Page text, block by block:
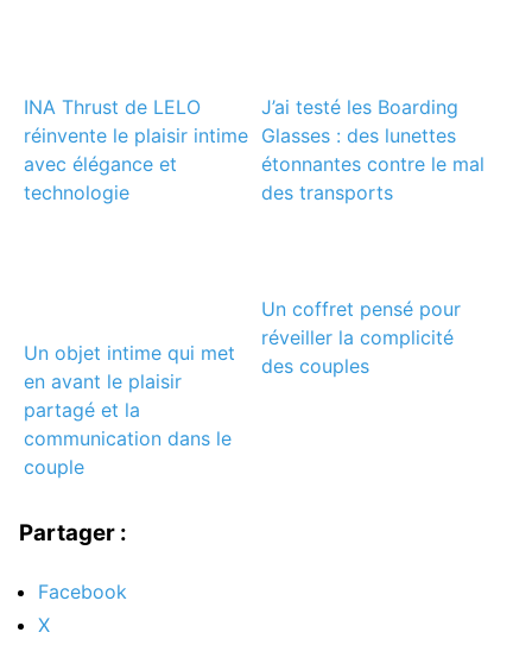
INA Thrust de LELO
réinvente le plaisir intime
avec élégance et
technologie
J’ai testé les Boarding
Glasses : des lunettes
étonnantes contre le mal
des transports
Un objet intime qui met
en avant le plaisir
partagé et la
communication dans le
couple
Un coffret pensé pour
réveiller la complicité
des couples
Partager :
Facebook
X